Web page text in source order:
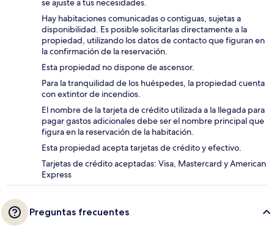
se ajuste a tus necesidades.
Hay habitaciones comunicadas o contiguas, sujetas a
disponibilidad. Es posible solicitarlas directamente a la
propiedad, utilizando los datos de contacto que figuran en
la confirmación de la reservación.
Esta propiedad no dispone de ascensor.
Para la tranquilidad de los huéspedes, la propiedad cuenta
con extintor de incendios.
El nombre de la tarjeta de crédito utilizada a la llegada para
pagar gastos adicionales debe ser el nombre principal que
figura en la reservación de la habitación.
Esta propiedad acepta tarjetas de crédito y efectivo.
Tarjetas de crédito aceptadas: Visa, Mastercard y American
Express
Preguntas frecuentes